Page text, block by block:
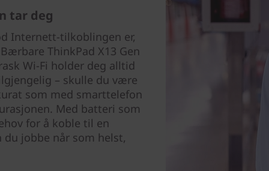
tar deg
Internett-tilkoblingen er,
ThinkPad X13 Gen
Wi-Fi holder deg alltid
– skulle du være
som med smarttelefon
Med batteri som
for å koble til en
jobbe når som helst,